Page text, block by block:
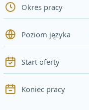
Okres pracy
Poziom języka
Start oferty
Koniec pracy